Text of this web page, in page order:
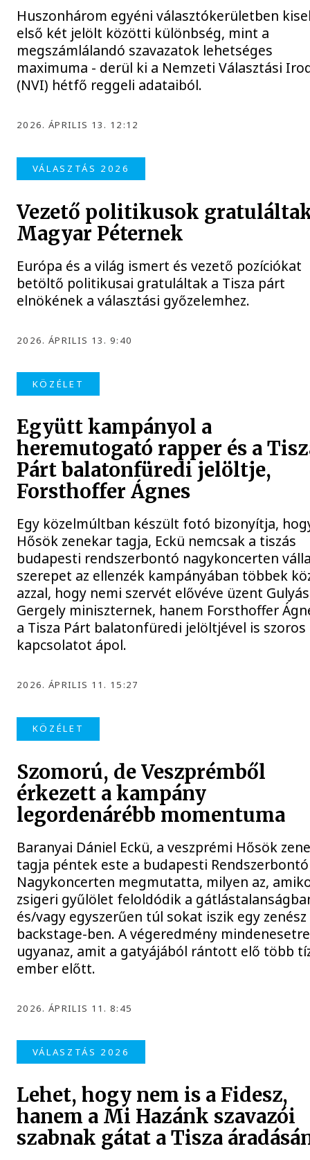
Huszonhárom egyéni választókerületben
első két jelölt közötti különbség, mint a
megszámlálandó szavazatok lehetséges
maximuma - derül ki a Nemzeti Választási
(NVI) hétfő reggeli adataiból.
2026. ÁPRILIS 13. 12:12
VÁLASZTÁS 2026
Vezető politikusok
Magyar Péternek
Európa és a világ ismert és vezető pozíciókat
betöltő politikusai gratuláltak a Tisza párt
elnökének a választási győzelemhez.
2026. ÁPRILIS 13. 9:40
KÖZÉLET
Együtt kampányol a
heremutogató rapper és a
Párt balatonfüredi jelöltje,
Forsthoffer Ágnes
Egy közelmúltban készült fotó bizonyítja,
Hősök zenekar tagja, Eckü nemcsak a tiszás
budapesti rendszerbontó nagykoncerten
szerepet az ellenzék kampányában többek
azzal, hogy nemi szervét elővéve üzent Gulyás
Gergely miniszternek, hanem Forsthoffer
a Tisza Párt balatonfüredi jelöltjével is szoros
kapcsolatot ápol.
2026. ÁPRILIS 11. 15:27
KÖZÉLET
Szomorú, de Veszprémből
érkezett a kampány
legordenárébb momentuma
Baranyai Dániel Eckü, a veszprémi Hősök
tagja péntek este a budapesti Rendszerbontó
Nagykoncerten megmutatta, milyen az,
zsigeri gyűlölet feloldódik a
és/vagy egyszerűen túl sokat iszik egy zenész
backstage-ben. A végeredmény mindenesetre
ugyanaz, amit a gatyájából rántott elő több
ember előtt.
2026. ÁPRILIS 11. 8:45
VÁLASZTÁS 2026
Lehet, hogy nem is a Fidesz,
hanem a Mi Hazánk szavazói
szabnak gátat a Tisza